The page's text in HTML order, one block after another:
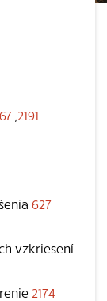
2191
627
vzkriesení
2174